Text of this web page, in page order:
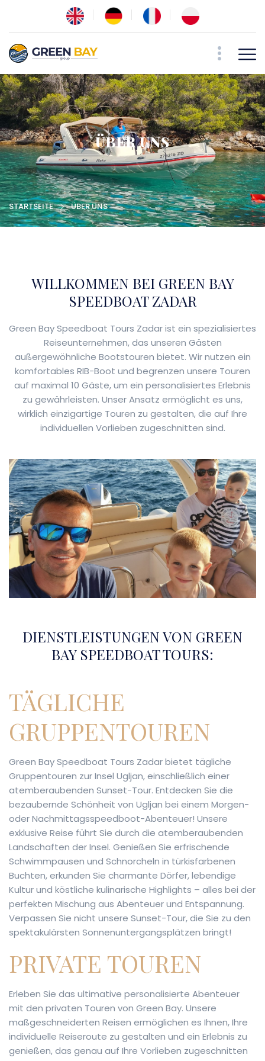
ÜBER UNS
STARTSEITE ÜBER UNS
WILLKOMMEN BEI GREEN BAY
SPEEDBOAT ZADAR
Green Bay Speedboat Tours Zadar ist ein spezialisiertes
Reiseunternehmen, das unseren Gästen
außergewöhnliche Bootstouren bietet. Wir nutzen ein
komfortables RIB-Boot und begrenzen unsere Touren
auf maximal 10 Gäste, um ein personalisiertes Erlebnis
zu gewährleisten. Unser Ansatz ermöglicht es uns,
wirklich einzigartige Touren zu gestalten, die auf Ihre
individuellen Vorlieben zugeschnitten sind.
DIENSTLEISTUNGEN VON GREEN
BAY SPEEDBOAT TOURS:
TÄGLICHE
GRUPPENTOUREN
Green Bay Speedboat Tours Zadar bietet tägliche
Gruppentouren zur Insel Ugljan, einschließlich einer
atemberaubenden Sunset-Tour. Entdecken Sie die
bezaubernde Schönheit von Ugljan bei einem Morgen-
oder Nachmittagsspeedboot-Abenteuer! Unsere
exklusive Reise führt Sie durch die atemberaubenden
Landschaften der Insel. Genießen Sie erfrischende
Schwimmpausen und Schnorcheln in türkisfarbenen
Buchten, erkunden Sie charmante Dörfer, lebendige
Kultur und köstliche kulinarische Highlights – alles bei der
perfekten Mischung aus Abenteuer und Entspannung.
Verpassen Sie nicht unsere Sunset-Tour, die Sie zu den
spektakulärsten Sonnenuntergangsplätzen bringt!
PRIVATE TOUREN
Erleben Sie das ultimative personalisierte Abenteuer
mit den privaten Touren von Green Bay. Unsere
maßgeschneiderten Reisen ermöglichen es Ihnen, Ihre
individuelle Reiseroute zu gestalten und ein Erlebnis zu
genießen, das genau auf Ihre Vorlieben zugeschnitten